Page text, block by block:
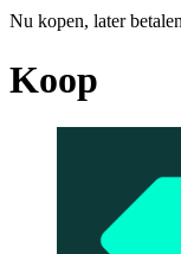
Nu kopen, later
Koop